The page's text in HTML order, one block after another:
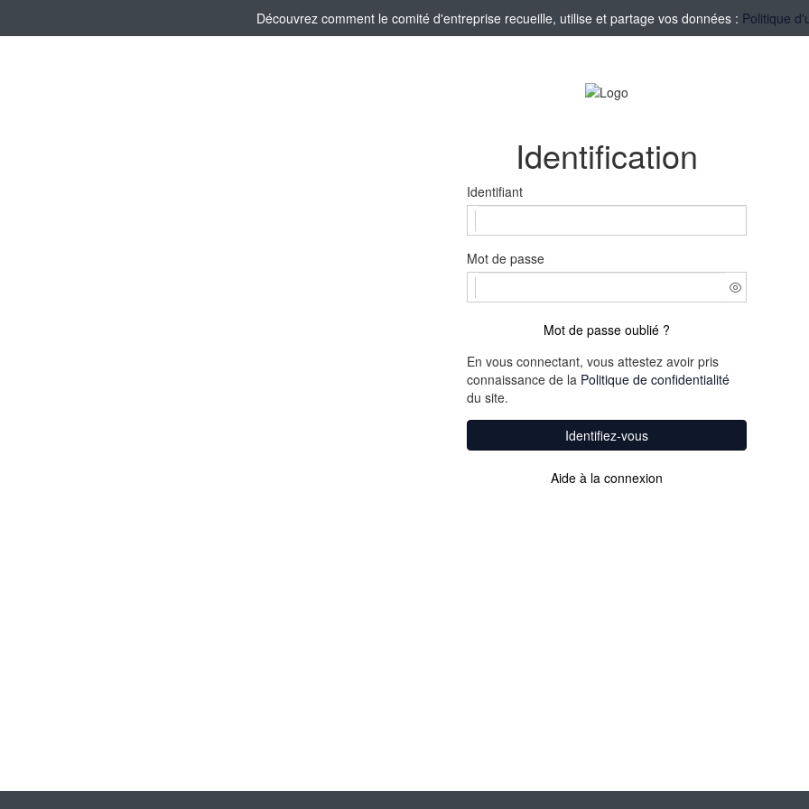
Découvrez comment le comité d'entreprise recueille, utilise et partage vos données : Politique
Identification
Identifiant
Mot de passe
Mot de passe oublié ?
En vous connectant, vous attestez avoir pris
connaissance de la Politique de confidentialité
du site.
Identifiez-vous
Aide à la connexion